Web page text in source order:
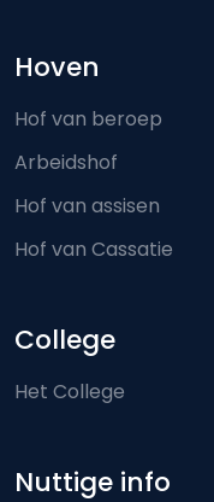
Hoven
Hof van beroep
Arbeidshof
Hof van assisen
Hof van Cassatie
College
Het College
Nuttige info